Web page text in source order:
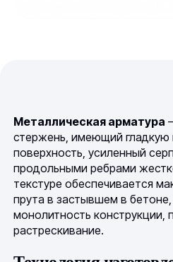
Металлическая арматура
стержень, имеющий гладкую
поверхность, усиленный
продольными ребрами
текстуре обеспечивается
прута в застывшем в бетоне,
монолитность конструкции,
растрескивание.